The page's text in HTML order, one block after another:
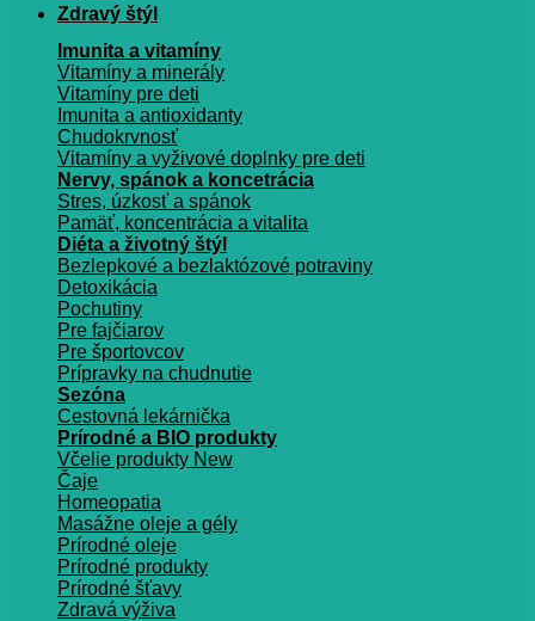
Zdravý štýl
Imunita a vitamíny
Vitamíny a minerály
Vitamíny pre deti
Imunita a antioxidanty
Chudokrvnosť
Vitamíny a vyživové doplnky pre deti
Nervy, spánok a koncetrácia
Stres, úzkosť a spánok
Pamäť, koncentrácia a vitalita
Diéta a životný štýl
Bezlepkové a bezlaktózové potraviny
Detoxikácia
Pochutiny
Pre fajčiarov
Pre športovcov
Prípravky na chudnutie
Sezóna
Cestovná lekárnička
Prírodné a BIO produkty
Včelie produkty
Čaje
Homeopatia
Masážne oleje a gély
Prírodné oleje
Prírodné produkty
Prírodné šťavy
Zdravá výživa